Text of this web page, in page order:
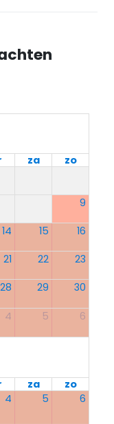
za zo
9
14 15 16
21 22 23
28 29 30
4 5 6
za
zo
4 5 6